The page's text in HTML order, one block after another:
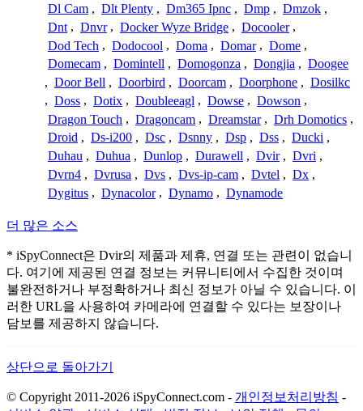
Dl Cam , Dlt Plenty , Dm365 Ipnc , Dmp , Dmzok ,
Dnt , Dnvr , Docker Wyze Bridge , Docooler ,
Dod Tech , Dodocool , Doma , Domar , Dome ,
Domecam , Domintell , Domogonza , Dongjia , Doogee
, Door Bell , Doorbird , Doorcam , Doorphone , Dosilkc
, Doss , Dotix , Doubleeagl , Dowse , Dowson ,
Dragon Touch , Dragoncam , Dreamstar , Drh Domotics ,
Droid , Ds-i200 , Dsc , Dsnny , Dsp , Dss , Ducki ,
Duhau , Duhua , Dunlop , Durawell , Dvir , Dvri ,
Dvrn4 , Dvrusa , Dvs , Dvs-ip-cam , Dvtel , Dx ,
Dygitus , Dynacolor , Dynamo , Dynamode
더 많은 소스
* iSpyConnect은 Dvir의 제품과 제휴, 연결 또는 관련이 없습니
다. 여기에 제공된 연결 정보는 커뮤니티에서 수집한 것이며
불완전하거나 부정확하거나 최신 정보가 아닐 수 있습니다. 이
러한 URL을 사용하여 카메라에 연결할 수 있다는 보장이나
담보를 제공하지 않습니다.
상단으로 돌아가기
© Copyright 2011-2026 iSpyConnect.com - 개인정보처리방침 -